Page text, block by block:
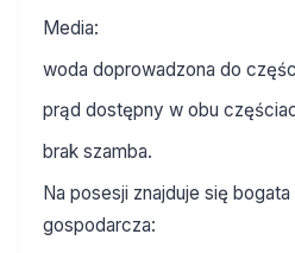
Media:
woda doprowadzona do
prąd dostępny w obu
brak szamba.
Na posesji znajduje się
gospodarcza: